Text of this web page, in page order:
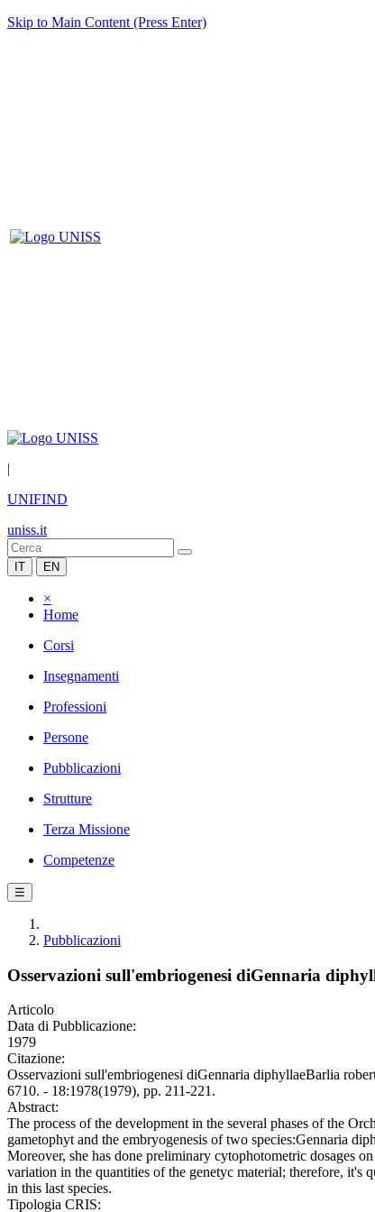
Skip to Main Content (Press Enter)
|
UNIFIND
uniss.it
IT EN
×
Home
Corsi
Insegnamenti
Professioni
Persone
Pubblicazioni
Strutture
Terza Missione
Competenze
☰
Pubblicazioni
Osservazioni sull'embriogenesi diGennaria
Articolo
Data di Pubblicazione:
1979
Citazione:
Osservazioni sull'embriogenesi diGennaria diphyllaeBarlia
6710. - 18:1978(1979), pp. 211-221.
Abstract:
The process of the development in the several phases of the
gametophyt and the embryogenesis of two species:Gennaria
Moreover, she has done preliminary cytophotometric dosages
variation in the quantities of the genetyc material; therefore,
in this last species.
Tipologia CRIS: